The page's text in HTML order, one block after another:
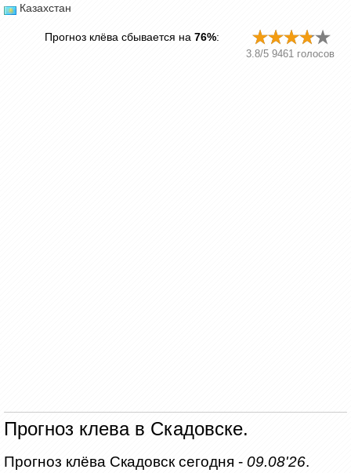
Казахстан
Прогноз клёва сбывается на 76%:
3.8/5 9461 голосов
Прогноз клева в Скадовске.
Прогноз клёва Скадовск сегодня - 09.08'26.